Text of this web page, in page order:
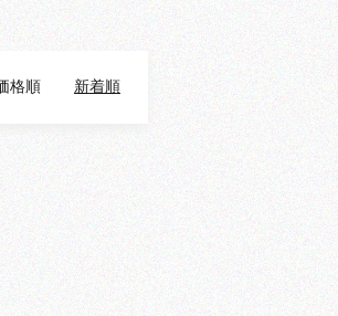
格順 新着順